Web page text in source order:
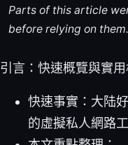
Parts of this article
before relying on them.
引言：快速概覽與實
快速事實：大陆
的虛擬私人網路